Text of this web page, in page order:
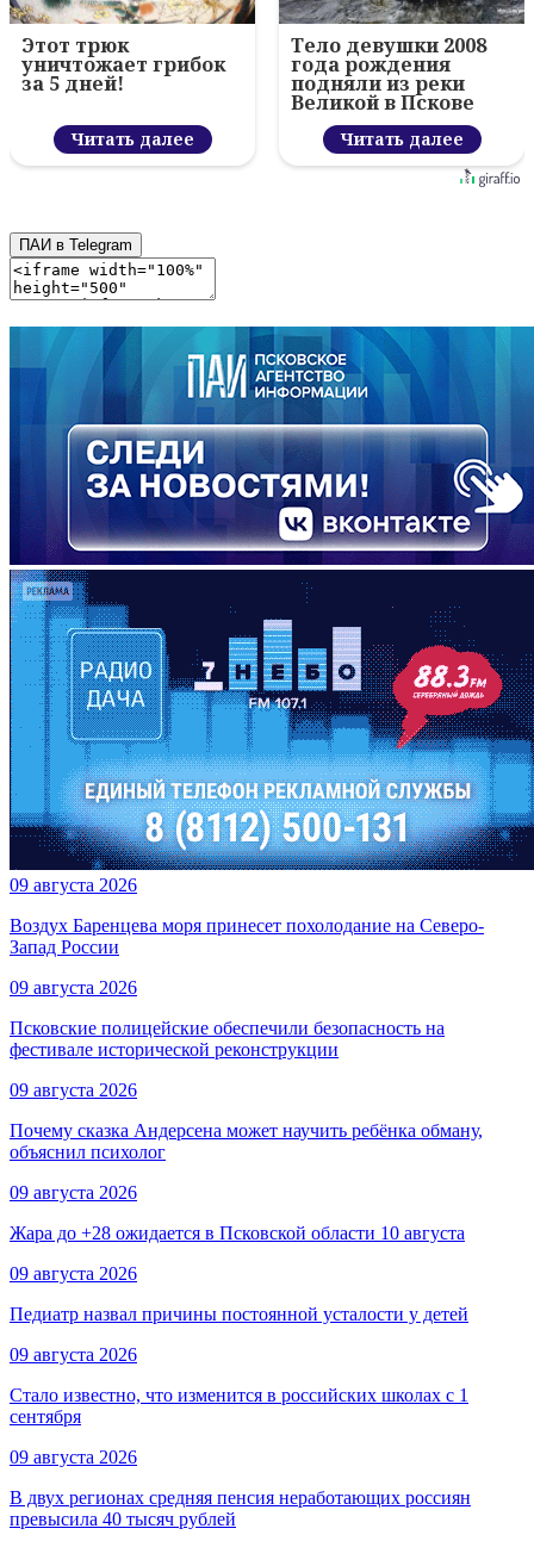
Этот трюк
уничтожает грибок
за 5 дней!
Читать далее
Тело девушки 2008
года рождения
подняли из реки
Великой в Пскове
Читать далее
ПАИ в Telegram
09 августа 2026
Воздух Баренцева моря принесет похолодание на Северо-
Запад России
09 августа 2026
Псковские полицейские обеспечили безопасность на
фестивале исторической реконструкции
09 августа 2026
Почему сказка Андерсена может научить ребёнка обману,
объяснил психолог
09 августа 2026
Жара до +28 ожидается в Псковской области 10 августа
09 августа 2026
Педиатр назвал причины постоянной усталости у детей
09 августа 2026
Стало известно, что изменится в российских школах с 1
сентября
09 августа 2026
В двух регионах средняя пенсия неработающих россиян
превысила 40 тысяч рублей